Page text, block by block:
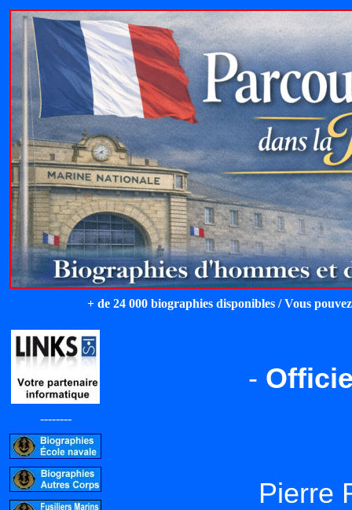
+ de 24 000 biographies disponibles / Vous
--------
-
Pierre